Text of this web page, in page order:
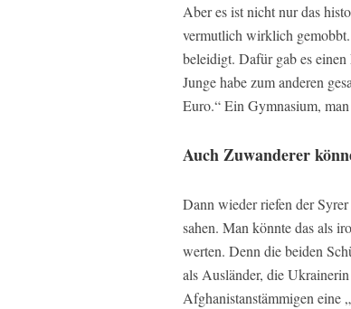
Aber es ist nicht nur das
vermutlich wirklich
beleidigt. Dafür gab es
Junge habe zum anderen
Euro.“ Ein Gymnasium,
Auch Zuwanderer
Dann wieder riefen der
sahen. Man könnte das als
werten. Denn die beiden
als Ausländer, die
Afghanistanstämmigen eine